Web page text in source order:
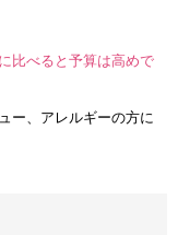
比べると予算は高めで
ー、アレルギーの方に